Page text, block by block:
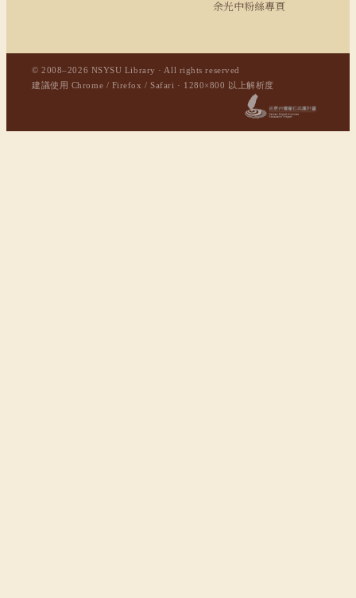
余光中粉絲專頁
© 2008–2026 NSYSU Library · All rights reserved
建議使用 Chrome / Firefox / Safari · 1280×800 以上解析度